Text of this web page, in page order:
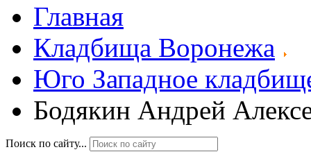
Главная
Кладбища Воронежа
Юго Западное
Бодякин Андрей
Поиск по сайту...